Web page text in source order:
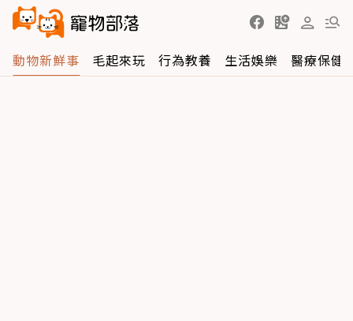
動物新鮮事 毛起來玩 行為教養 生活娛樂 醫療保健